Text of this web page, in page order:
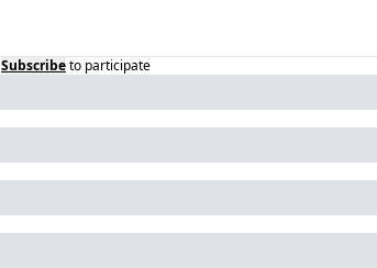
Subscribeto participate